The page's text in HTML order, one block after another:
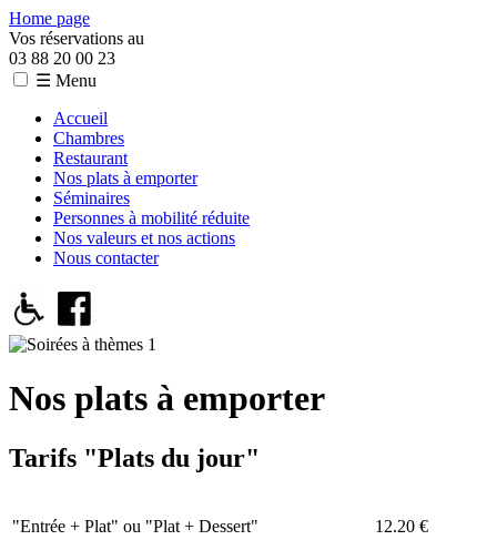
Home page
Vos réservations au
03 88 20 00 23
☰ Menu
Accueil
Chambres
Restaurant
Nos plats à emporter
Séminaires
Personnes à mobilité réduite
Nos valeurs et nos actions
Nous contacter
Nos plats à emporter
Tarifs "Plats du jour"
"Entrée + Plat" ou "Plat + Dessert" 12.20 €